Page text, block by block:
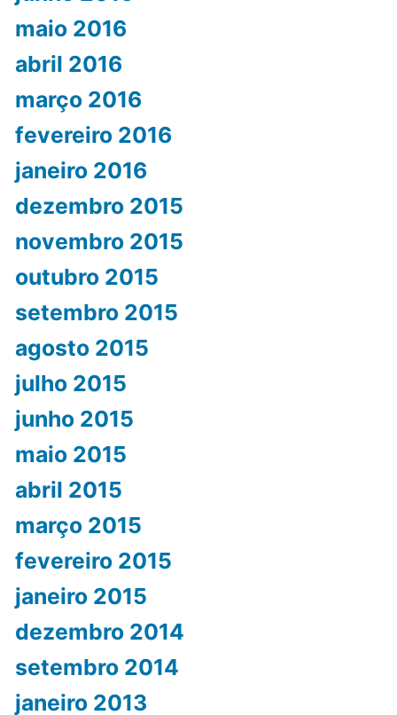
maio 2016
abril 2016
março 2016
fevereiro 2016
janeiro 2016
dezembro 2015
novembro 2015
outubro 2015
setembro 2015
agosto 2015
julho 2015
junho 2015
maio 2015
abril 2015
março 2015
fevereiro 2015
janeiro 2015
dezembro 2014
setembro 2014
janeiro 2013